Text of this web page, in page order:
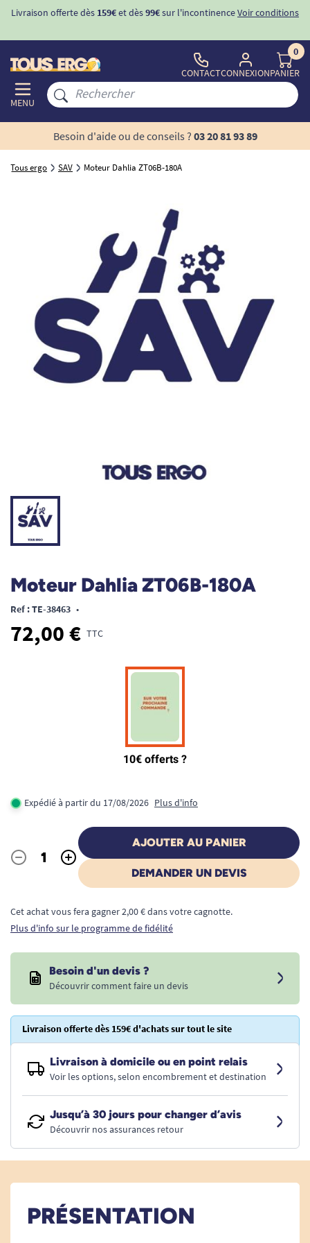
Livraison offerte dès 159€et dès99€sur l'incontinenceVoir conditions
MENU
CONTACTCONNEXION
0
PANIER
Besoin d'aide ou de conseils ? 03 20 81 93 89
Tous ergo SAV Moteur Dahlia ZT06B-180A
Moteur Dahlia ZT06B-180A
Ref : TE-38463 •
72,00 € TTC
Expédié à partir du 17/08/2026 Plus d'info
Quantité
- +
AJOUTER AU PANIER
DEMANDER UN DEVIS
Cet achat vous fera gagner 2,00 € dans votre cagnotte.
Plus d'info sur le programme de fidélité
Besoin d'un devis ?
Découvrir comment faire un devis
Livraison offerte dès 159€ d'achats sur tout le site
Livraison à domicile ou en point relais
Voir les options, selon encombrement et destination
Jusqu’à 30 jours pour changer d’avis
Découvrir nos assurances retour
PRÉSENTATION